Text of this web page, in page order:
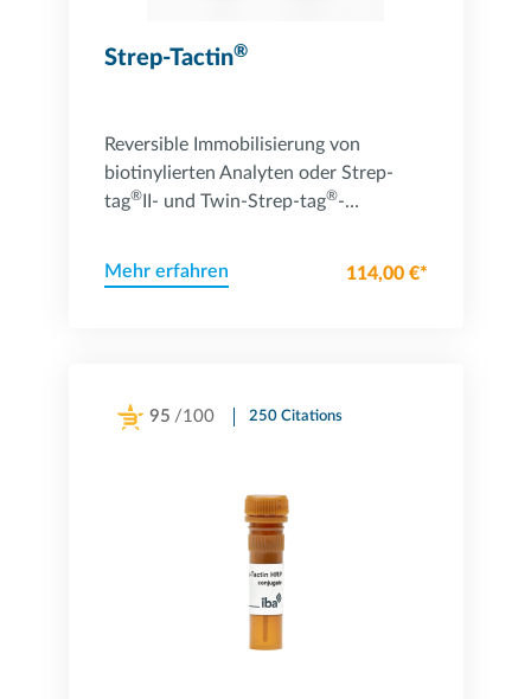
Strep-Tactin®
Reversible Immobilisierung von
biotinylierten Analyten oder Strep-
tag®II- und Twin-Strep-tag®-
Mehr erfahren 114,00 €*
95 /100 250 Citations